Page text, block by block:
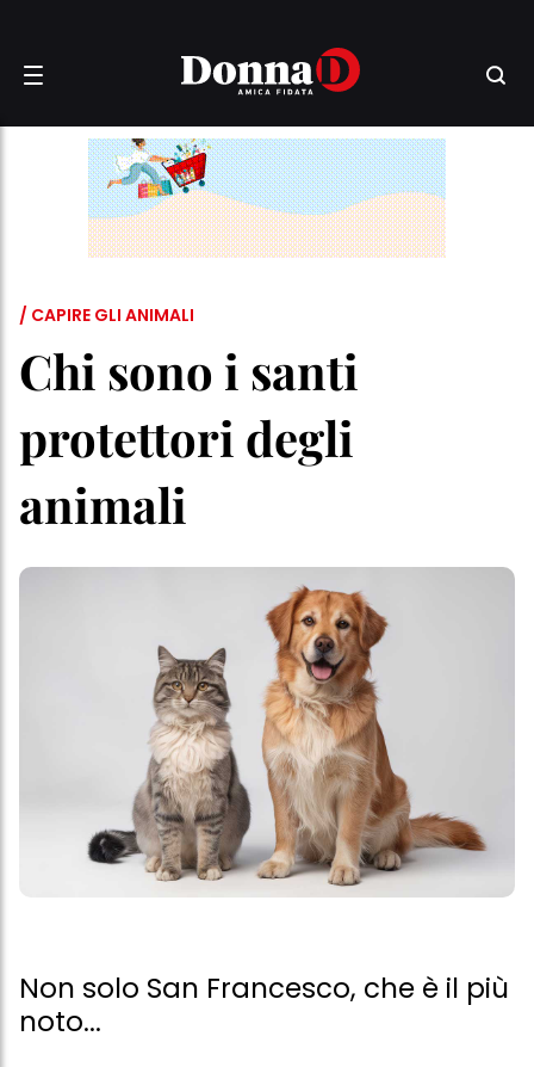
/ CAPIRE GLI ANIMALI
Chi sono i santi
protettori degli
animali
Non solo San Francesco, che è il più
noto...